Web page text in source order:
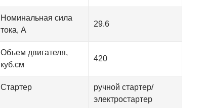
Номинальная сила
тока, А
29.6
Объем двигателя,
куб.см
420
Стартер
ручной стартер/
электростартер